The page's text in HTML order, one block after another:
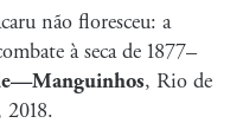
não floresceu: a
à seca de 1877–
, Rio de